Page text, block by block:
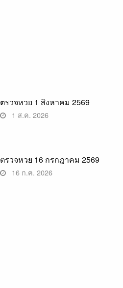
ตรวจหวย 1 สิงหาคม 2569
1 ส.ค. 2026
ตรวจหวย 16 กรกฎาคม 2569
16 ก.ค. 2026